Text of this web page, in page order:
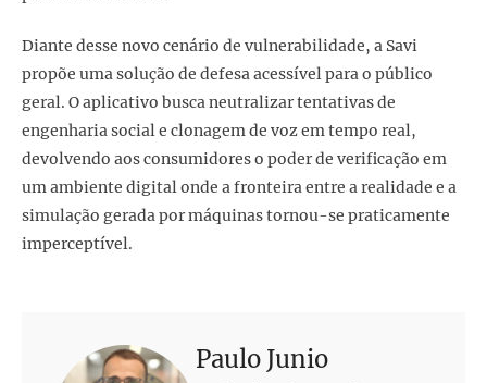
Diante desse novo cenário de vulnerabilidade, a Savi
propõe uma solução de defesa acessível para o público
geral. O aplicativo busca neutralizar tentativas de
engenharia social e clonagem de voz em tempo real,
devolvendo aos consumidores o poder de verificação em
um ambiente digital onde a fronteira entre a realidade e a
simulação gerada por máquinas tornou-se praticamente
imperceptível.
Paulo Junio